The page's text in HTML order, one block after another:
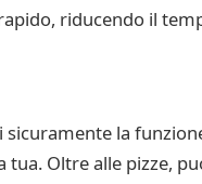
riducendo il
sicuramente la
tua. Oltre alle pizze,